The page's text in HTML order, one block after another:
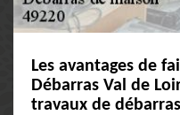
Les avantages de
Débarras Val de
travaux de